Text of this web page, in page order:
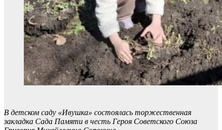
В детском саду «Ивушка» состоялась торжественная
закладка Сада Памяти в честь Героя Советского Союза